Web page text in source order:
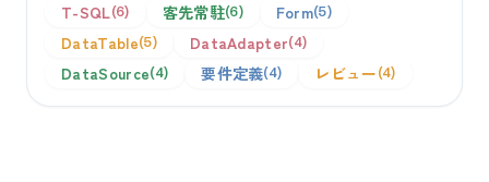
T-SQL 6 客先常駐 6 Form 5
DataTable 5 DataAdapter 4
DataSource 4 要件定義 4 レビュー 4